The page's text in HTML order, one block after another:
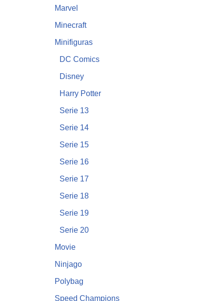
Marvel
Minecraft
Minifiguras
DC Comics
Disney
Harry Potter
Serie 13
Serie 14
Serie 15
Serie 16
Serie 17
Serie 18
Serie 19
Serie 20
Movie
Ninjago
Polybag
Speed Champions